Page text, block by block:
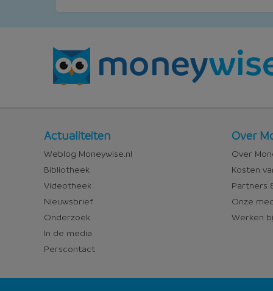
Nieuws
en
media
Actualiteiten
Weblog Moneywise.nl
Bibliotheek
Videotheek
Nieuwsbrief
Onderzoek
In de media
Perscontact
Over
Over
Over
Kosten
Partners
Onze
Werken